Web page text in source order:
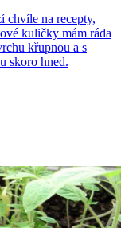
chvíle na recepty,
kuličky mám ráda
křupnou a s
skoro hned.